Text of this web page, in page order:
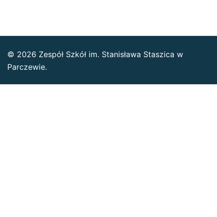
© 2026 Zespół Szkół im. Stanisława Staszica w
Parczewie.